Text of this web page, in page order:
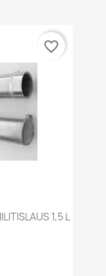
1,5 L
favorite_border